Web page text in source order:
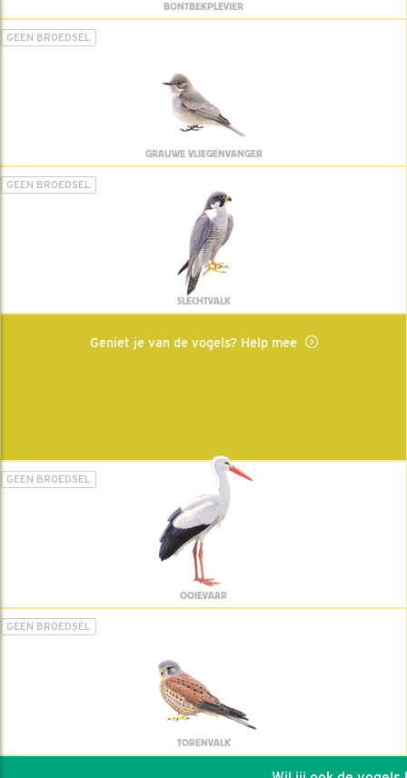
BONTBEKPLEVIER
GEEN BROEDSEL
GRAUWE VLIEGENVANGER
GEEN BROEDSEL
SLECHTVALK
Geniet je van de vogels? Help mee
GEEN BROEDSEL
OOIEVAAR
GEEN BROEDSEL
TORENVALK